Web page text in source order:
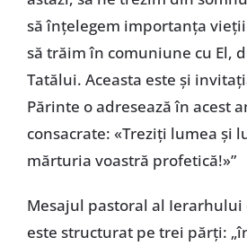
să înţelegem importanţa
să trăim în comuniune cu El,
Tatălui. Aceasta este şi
Părinte o adresează în acest
consacrate: «Treziţi lumea şi
mărturia voastră profetică!»”
Mesajul pastoral al Ierarhului
este structurat pe trei părţi: